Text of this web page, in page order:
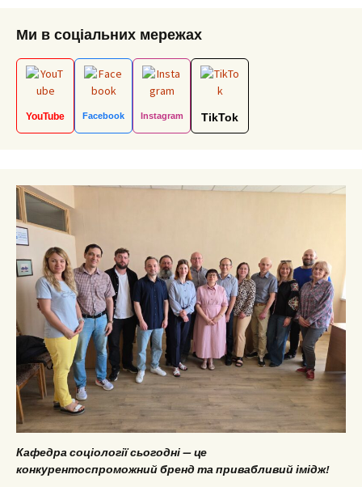
navigation
Ми в соціальних мережах
YouTube Facebook Instagram TikTok
Кафедра соціології сьогодні — це
конкурентоспроможний бренд та привабливий імідж!